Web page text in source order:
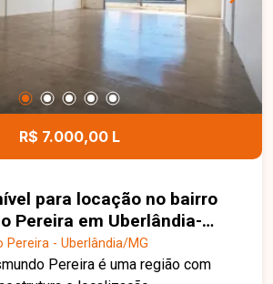
R$ 7.000,00 L
para locação no bairro
Pereira em Uberlândia-
Pereira - Uberlândia/MG
Pereira é uma região com